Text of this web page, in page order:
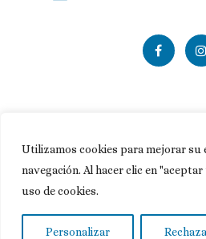
Utilizamos cookies para mejorar su
navegación. Al hacer clic en
uso de cookies.
Personalizar
Política de privacidad| Política